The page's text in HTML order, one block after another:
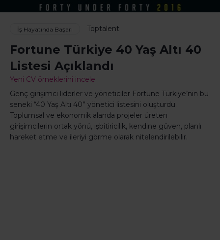
İş Hayatında Başarı Toptalent
Fortune Türkiye 40 Yaş Altı 40
Listesi Açıklandı
Yeni CV örneklerini incele
Genç girişimci liderler ve yöneticiler Fortune Türkiye’nin bu
seneki “40 Yaş Altı 40” yönetici listesini oluşturdu.
Toplumsal ve ekonomik alanda projeler üreten
girişimcilerin ortak yönü, işbitiricilik, kendine güven, planlı
hareket etme ve ileriyi görme olarak nitelendirilebilir.